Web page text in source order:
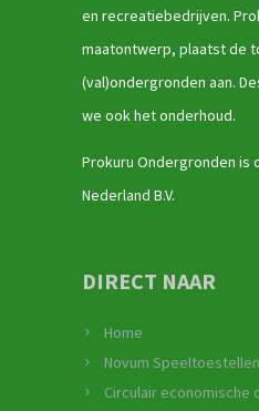
en recreatiebedrijven.
maatontwerp, plaatst de
(val)ondergronden aan.
we ook het onderhoud.
Prokuru Ondergronden is
Nederland B.V.
DIRECT NAAR
Home
Novum Speeltoestellen
Circulair economische